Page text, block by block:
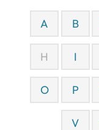
A B
H I
O P
V